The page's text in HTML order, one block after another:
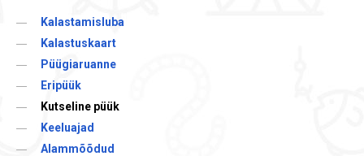
Kalastamisluba
Kalastuskaart
Püügiaruanne
Eripüük
Kutseline püük
Keeluajad
Alammõõdud